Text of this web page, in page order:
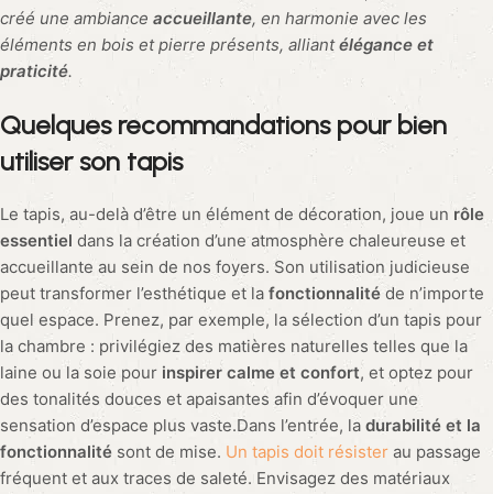
FAQ
Quel est le meilleur style de tapis pour cacher les taches de
vin rouge ?
Le style de tapis le plus adapté pour cacher les taches de vin